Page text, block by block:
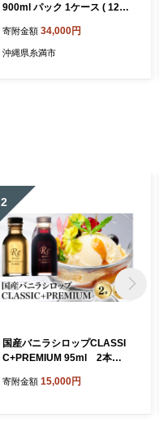
900ml パック 1ケース ( 12本
アワモリ 銘酒 海人 銘柄 アル
コール 度数 30度 大容量 特
寄附金額 34,000円
沖縄県糸満市
2
国産バニラシロップCLASSI
C+PREMIUM 95ml 2本セ
寄附金額 15,000円